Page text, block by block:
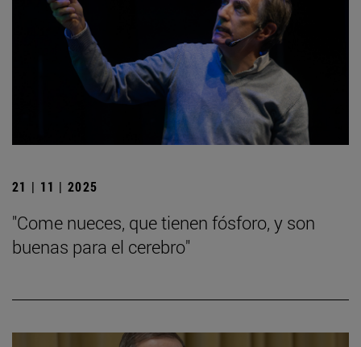
21 | 11 | 2025
"Come nueces, que tienen fósforo, y son
buenas para el cerebro"